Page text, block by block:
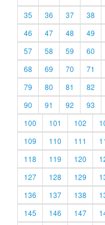
35
36 37 38
46
47 48 49
57
58 59 60
68
69 70 71
79
80 81 82
90
91 92 93
100
101 102
109
110 111
118
119 120
127
128 129
136
137 138
145
146 147